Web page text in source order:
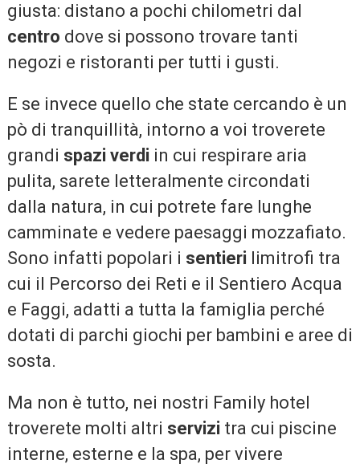
giusta: distano a pochi chilometri dal
centro dove si possono trovare tanti
negozi e ristoranti per tutti i gusti.
E se invece quello che state cercando è un
pò di tranquillità, intorno a voi troverete
grandi spazi verdi in cui respirare aria
pulita, sarete letteralmente circondati
dalla natura, in cui potrete fare lunghe
camminate e vedere paesaggi mozzafiato.
Sono infatti popolari i sentieri limitrofi tra
cui il Percorso dei Reti e il Sentiero Acqua
e Faggi, adatti a tutta la famiglia perché
dotati di parchi giochi per bambini e aree di
sosta.
Ma non è tutto, nei nostri Family hotel
troverete molti altri servizi tra cui piscine
interne, esterne e la spa, per vivere